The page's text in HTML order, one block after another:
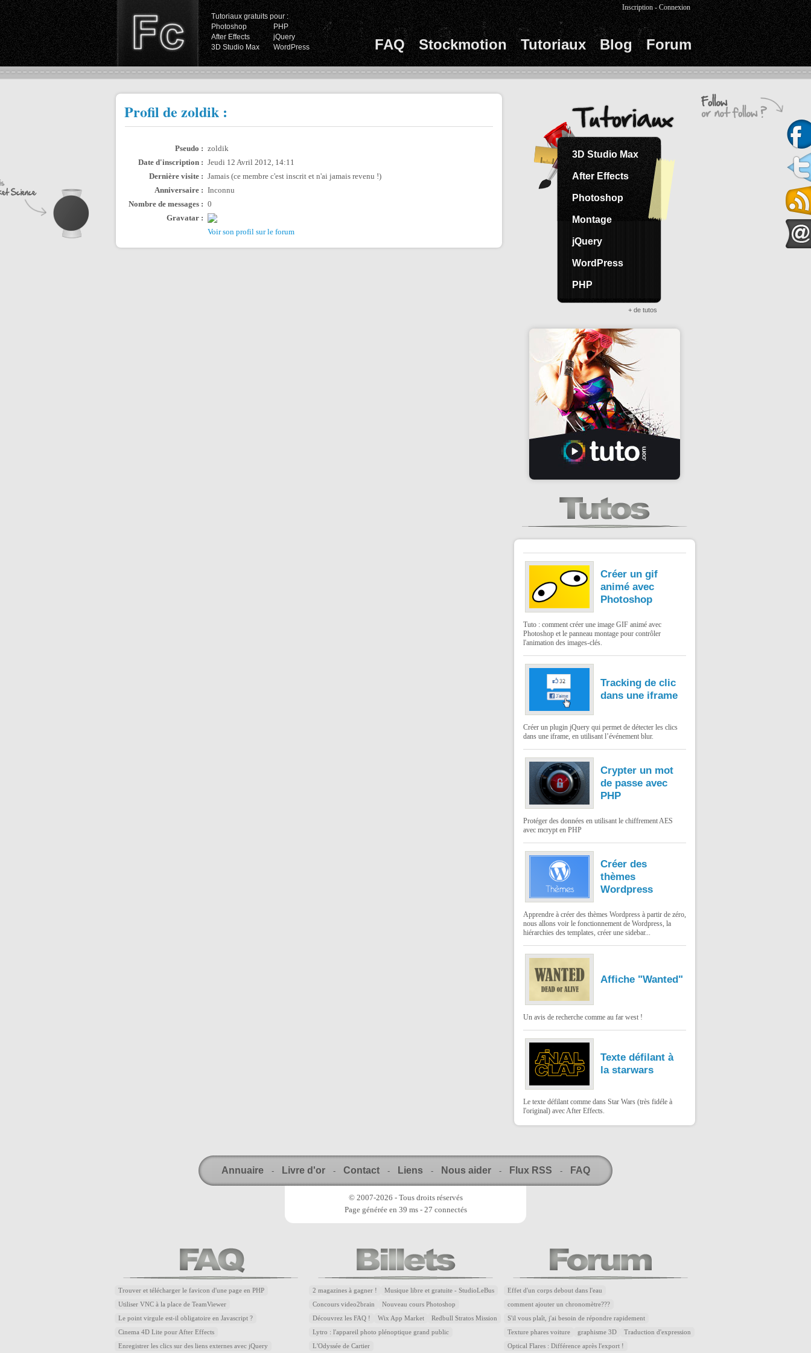
Tutoriaux gratuits pour :
Photoshop
PHP
After Effects
jQuery
3D Studio Max
WordPress FAQ Stockmotion Tutoriaux Blog Forum
Inscription -Connexion
Profil de zoldik :
Pseudo : zoldik
Date d'inscription : Jeudi 12 Avril 2012, 14:11
Dernière visite : Jamais (ce membre c'est inscrit et n'ai jamais revenu !)
Anniversaire : Inconnu
Nombre de messages : 0
Gravatar :
Voir son profil sur le forum
3D Studio Max
After Effects
Photoshop
Montage
jQuery
WordPress
PHP
+ de tutos
Créer un gif
animé avec
Photoshop
Tuto : comment créer une image GIF animé avec
Photoshop et le panneau montage pour contrôler
l'animation des images-clés.
Tracking de clic
dans une iframe
Créer un plugin jQuery qui permet de détecter les clics
dans une iframe, en utilisant l’événement blur.
Crypter un mot
de passe avec
PHP
Protéger des données en utilisant le chiffrement AES
avec mcrypt en PHP
Créer des
thèmes
Wordpress
Apprendre à créer des thèmes Wordpress à partir de zéro,
nous allons voir le fonctionnement de Wordpress, la
hiérarchies des templates, créer une sidebar...
Affiche "Wanted"
Un avis de recherche comme au far west !
Texte défilant à
la starwars
Le texte défilant comme dans Star Wars (très fidéle à
l'original) avec After Effects.
Annuaire - Livre d'or - Contact - Liens - Nous aider - Flux RSS - FAQ
© 2007-2026 - Tous droits réservés
Page générée en 39 ms - 27 connectés
Trouver et télécharger le favicon d'une page en PHP
Utiliser VNC à la place de TeamViewer
Le point virgule est-il obligatoire en Javascript ?
Cinema 4D Lite pour After Effects
Enregistrer les clics sur des liens externes avec jQuery
2 magazines à gagner ! Musique libre et gratuite - StudioLeBus
Concours video2brain Nouveau cours Photoshop
Découvrez les FAQ ! Wix App Market Redbull Stratos Mission
Lytro : l'appareil photo plénoptique grand public
L'Odyssée de Cartier
Effet d'un corps debout dans l'eau
comment ajouter un chronomètre???
S'il vous plaît, j'ai besoin de répondre rapidement
Texture phares voiture graphisme 3D Traduction d'expression
Optical Flares : Différence après l'export !